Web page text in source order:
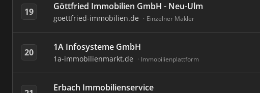
19 Göttfried Immobilien GmbH - Neu-Ulm
goettfried-immobilien.de Einzelner Makler
20 1A Infosysteme GmbH
1a-immobilienmarkt.de Immobilienplattform
Erbach Immobilienservice